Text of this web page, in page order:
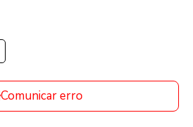
Comunicar erro